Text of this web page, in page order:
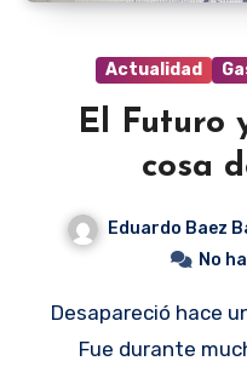
Actualidad
El Futuro
cosa
Eduardo Baez
No
Desapareció hace un poco más de cinco años.
Fue durante